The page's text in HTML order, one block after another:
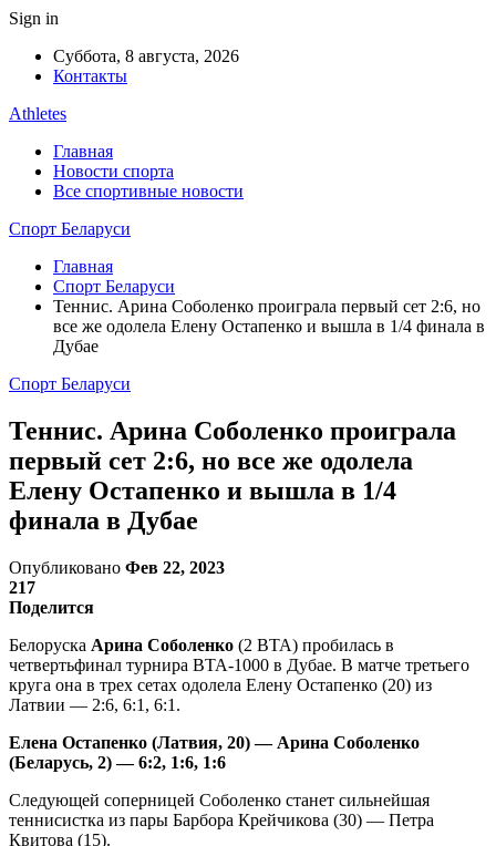
Sign in
Суббота, 8 августа, 2026
Контакты
Athletes
Главная
Новости спорта
Все спортивные новости
Спорт Беларуси
Главная
Спорт Беларуси
Теннис. Арина Соболенко проиграла первый сет 2:6, но
все же одолела Елену Остапенко и вышла в 1/4 финала в
Дубае
Спорт Беларуси
Теннис. Арина Соболенко проиграла
первый сет 2:6, но все же одолела
Елену Остапенко и вышла в 1/4
финала в Дубае
Опубликовано Фев 22, 2023
217
Поделится
Белоруска Арина Соболенко (2 ВТА) пробилась в
четвертьфинал турнира ВТА-1000 в Дубае. В матче третьего
круга она в трех сетах одолела Елену Остапенко (20) из
Латвии — 2:6, 6:1, 6:1.
Елена Остапенко (Латвия, 20) — Арина Соболенко
(Беларусь, 2) — 6:2, 1:6, 1:6
Следующей соперницей Соболенко станет сильнейшая
теннисистка из пары Барбора Крейчикова (30) — Петра
Квитова (15).